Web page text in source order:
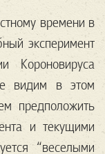
времени в
эксперимент
Короновируса
видим в этом
предположить
и текущими
“веселыми